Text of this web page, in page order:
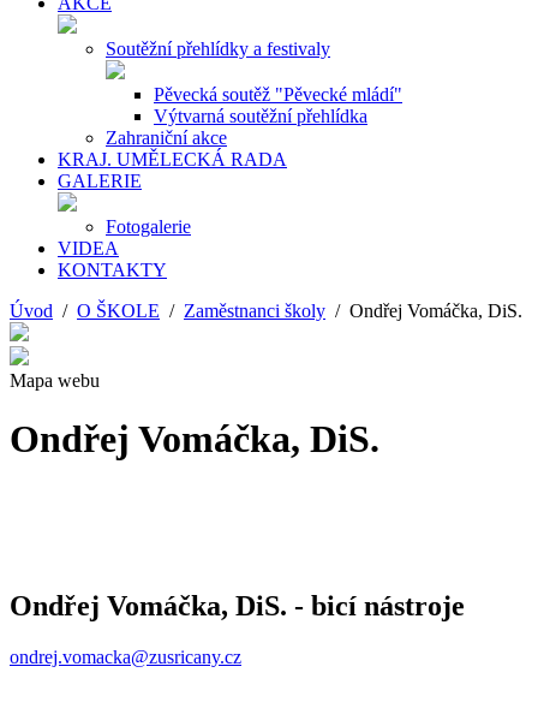
Soutěžní přehlídky a festivaly
Pěvecká soutěž "Pěvecké mládí"
Výtvarná soutěžní přehlídka
Zahraniční akce
KRAJ. UMĚLECKÁ RADA
GALERIE
Fotogalerie
VIDEA
KONTAKTY
Úvod / O ŠKOLE / Zaměstnanci školy / Ondřej Vomáčka, DiS.
Mapa webu
Ondřej Vomáčka, DiS.
Ondřej Vomáčka, DiS. - bicí nástroje
ondrej.vomacka@zusricany.cz